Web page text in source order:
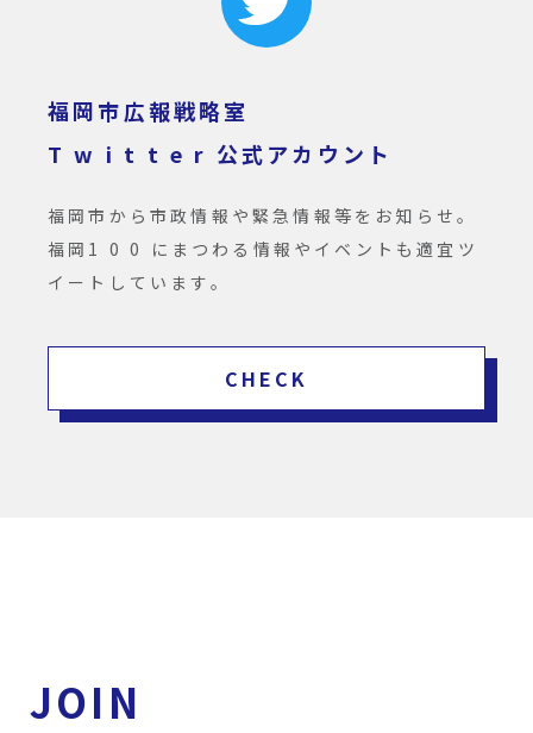
福岡市広報戦略室
T w i t t e r 公式アカウント
福岡市から市政情報や緊急情報等をお知らせ。
福岡1 0 0 にまつわる情報やイベントも適宜ツ
イートしています。
CHECK
JOIN